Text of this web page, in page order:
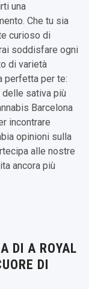
una
Che tu sia
curioso di
soddisfare ogni
di varietà
perfetta per te:
delle sativa più
Barcelona
incontrare
opinioni sulla
alle nostre
ancora più
DI A ROYAL
DI